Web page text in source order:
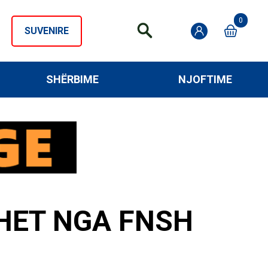
SUVENIRE
0
SHËRBIME NJOFTIME
NGA FNSH